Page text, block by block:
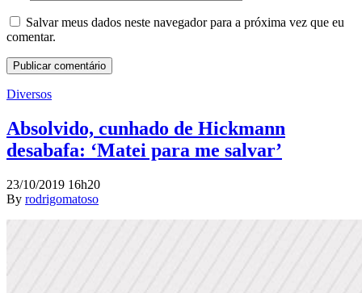
Salvar meus dados neste navegador para a próxima vez que eu
comentar.
Diversos
Absolvido, cunhado de Hickmann
desabafa: ‘Matei para me salvar’
23/10/2019 16h20
By rodrigomatoso